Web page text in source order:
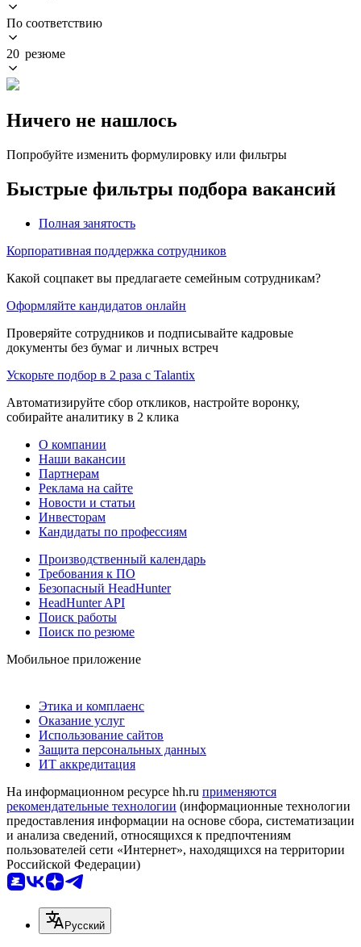
По соответствию
20 резюме
Ничего не нашлось
Попробуйте изменить формулировку или фильтры
Быстрые фильтры подбора вакансий
Полная занятость
Корпоративная поддержка сотрудников
Какой соцпакет вы предлагаете семейным сотрудникам?
Оформляйте кандидатов онлайн
Проверяйте сотрудников и подписывайте кадровые
документы без бумаг и личных встреч
Ускорьте подбор в 2 раза с Talantix
Автоматизируйте сбор откликов, настройте воронку,
собирайте аналитику в 2 клика
О компании
Наши вакансии
Партнерам
Реклама на сайте
Новости и статьи
Инвесторам
Кандидаты по профессиям
Производственный календарь
Требования к ПО
Безопасный HeadHunter
HeadHunter API
Поиск работы
Поиск по резюме
Мобильное приложение
Этика и комплаенс
Оказание услуг
Использование сайтов
Защита персональных данных
ИТ аккредитация
На информационном ресурсе hh.ru применяются
рекомендательные технологии (информационные технологии
предоставления информации на основе сбора, систематизации
и анализа сведений, относящихся к предпочтениям
пользователей сети «Интернет», находящихся на территории
Российской Федерации)
Русский